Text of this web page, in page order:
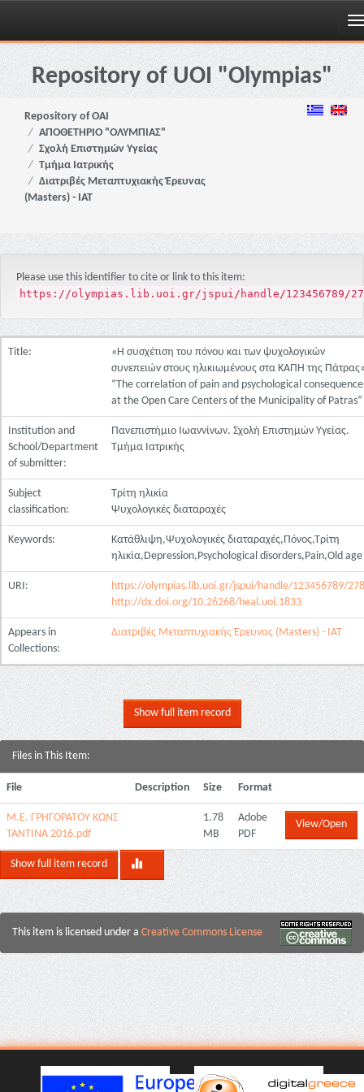
Skip
navigationRepository of UOI "Olympias"
Repository of OAI
ΑΠΟΘΕΤΗΡΙΟ "ΟΛΥΜΠΙΑΣ"
Σχολή Επιστημών Υγείας
Τμήμα Ιατρικής
Διατριβές Μεταπτυχιακής Έρευνας
(Masters) - ΙΑΤ
Please use this identifier to cite or link to this item:
https://olympias.lib.uoi.gr/jspui/handle/123456789/
Title:
«Η συσχέτιση του πόνου και των ψυχολογικών
συνεπειών στους ηλικιωμένους στα ΚΑΠΗ της
“The correlation of pain and psychological
at the Open Care Centers of the Municipality of Patras”
Institution and
School/Department
of submitter:
Πανεπιστήμιο Ιωαννίνων. Σχολή Επιστημών Υγείας.
Τμήμα Ιατρικής
Subject
classification:
Τρίτη ηλικία
Ψυχολογικές διαταραχές
Keywords:
Κατάθλιψη,Ψυχολογικές διαταραχές,Πόνος,Τρίτη
ηλικία,Depression,Psychological disorders,Pain,Old age
URI:
https://olympias.lib.uoi.gr/jspui/handle/123456789/
http://dx.doi.org/10.26268/heal.uoi.1833
Appears in
Collections:
Διατριβές Μεταπτυχιακής Έρευνας (Masters) - ΙΑΤ
Show full item record
Files in This Item:
File Description Size Format
Μ.Ε. ΓΡΗΓΟΡΑΤΟΥ ΚΩΝΣ
ΤΑΝΤΙΝΑ 2016.pdf
1.78
MB
Adobe
PDF
View/Open
Show full item record
This item is licensed under a Creative Commons License